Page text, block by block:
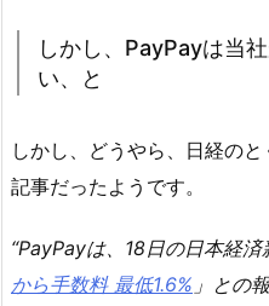
しかし、PayPayは当
い、と
しかし、どうやら、日経の
記事だったようです。
“PayPayは、18日の日本経
から手数料 最低1.6% 」との